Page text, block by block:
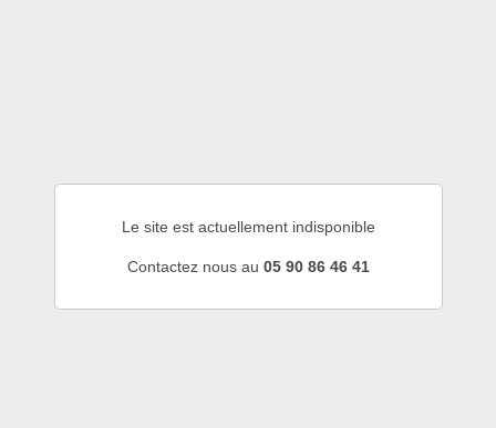
Le site est actuellement indisponible
Contactez nous au 05 90 86 46 41